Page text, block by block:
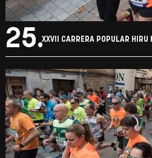
25.XXVII CARRERA POPULAR